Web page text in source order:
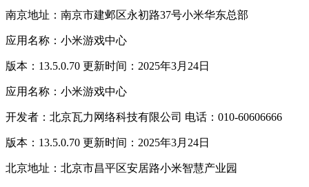
南京地址：南京市建邺区永初路37号小米华东总部
应用名称：小米游戏中心
版本：13.5.0.70 更新时间：2025年3月24日
应用名称：小米游戏中心
开发者：北京瓦力网络科技有限公司 电话：010-60606666
版本：13.5.0.70 更新时间：2025年3月24日
北京地址：北京市昌平区安居路小米智慧产业园